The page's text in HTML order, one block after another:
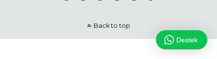
Back to top
Destek